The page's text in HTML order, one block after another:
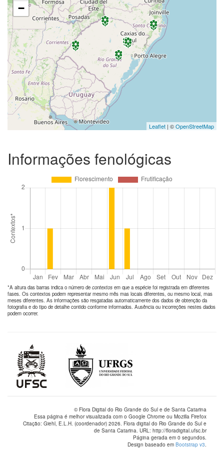
−
Leaflet | ©OpenStreetMap
Informações fenológicas
*A altura das barras indica o número de contextos em que a espécie foi registrada em diferentes
fases. Os contextos podem representar mesmo mês mas locais diferentes, ou mesmo local, mas
meses diferentes. As informações são resgatadas automaticamente dos dados de obtenção da
fotografia e do tipo de detalhe contido conforme informados. Ausência ou incorreções nestes dados
podem ocorrer.
© Flora Digital do Rio Grande do Sul e de Santa Catarina
Essa página é melhor visualizada com o Google Chrome ou Mozilla Firefox
Citação: Giehl, E.L.H. (coordenador) 2026. Flora digital do Rio Grande do Sul e
de Santa Catarina. URL: http://floradigital.ufsc.br
Página gerada em 0 segundos.
Design baseado em Bootstrap v3